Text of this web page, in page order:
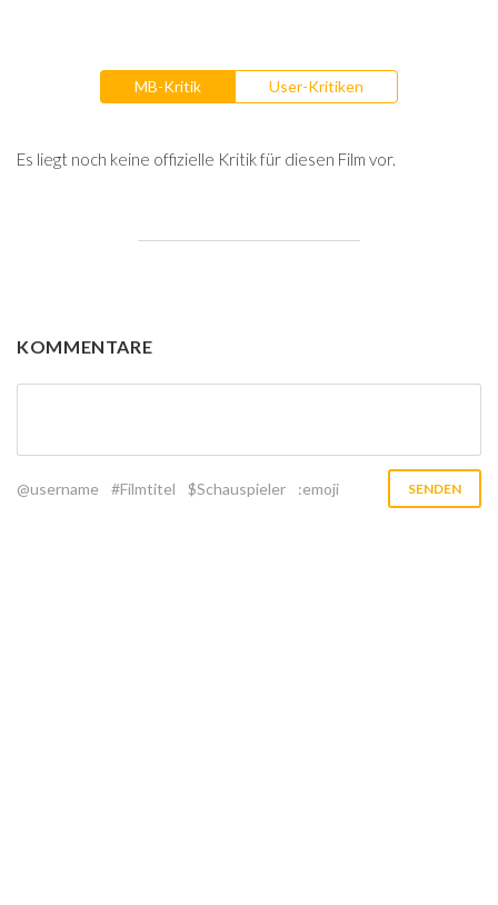
MB-Kritik User-Kritiken
Es liegt noch keine offizielle Kritik für diesen Film vor.
KOMMENTARE
@username #Filmtitel $Schauspieler :emoji